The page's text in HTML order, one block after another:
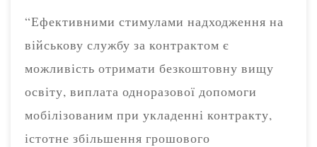
“Ефективними стимулами надходження на
військову службу за контрактом є
можливість отримати безкоштовну вищу
освіту, виплата одноразової допомоги
мобілізованим при укладенні контракту,
істотне збільшення грошового